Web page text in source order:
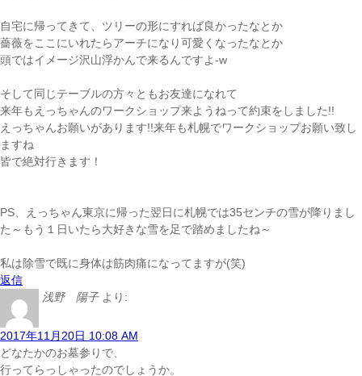
自宅に帰ってきて、ツリーの形にすれば良かったなとか
薔薇をここにいれたらアーチになり可愛くなったなとか
頭ではイメージ沢山浮かんで来るんですよ-w
そして同じテーブルの方々ともお友達になれて
来年もえっちゃんのワークショップ来ようねって約束をしました!!
えっちゃんお願いがあります!!来年も札幌でワークショップお願い致し
ますね
皆で絶対行きます！
PS、えっちゃん東京に帰った翌日に札幌では35センチの雪が降りまし
た～もう１日いたら大好きな雪を足で踏めましたね～
私は除雪で既に身体は筋肉痛になってますが(笑)
返信
浅野 陽子 より:
2017年11月20日 10:08 AM
どなたかのお墓参りで、
行ってらっしゃったのでしょうか。